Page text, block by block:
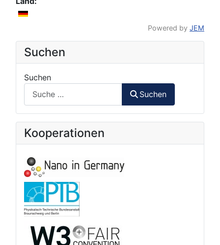
Powered by JEM
Suchen
Suchen
Suchen
Kooperationen